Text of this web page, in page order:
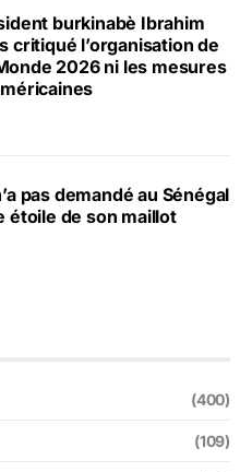
burkinabè Ibrahim
critiqué l’organisation de
2026 ni les mesures
pas demandé au Sénégal
étoile de son maillot
(400)
(109)